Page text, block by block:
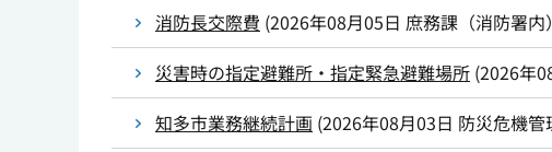
消防長交際費 (2026年08月05日 庶務課（消防署内）
災害時の指定避難所・指定緊急避難場所 (2026年
知多市業務継続計画 (2026年08月03日 防災危機管